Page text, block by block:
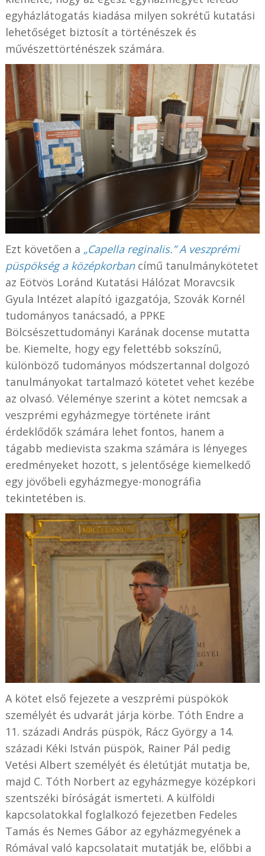
egyházlátogatás kiadása milyen sokrétű kutatási
lehetőséget biztosít a történészek és
művészettörténészek számára.
Ezt követően a „Capella reginalis.” A veszprémi
püspökség a középkorbancímű tanulmánykötetet
az Eötvös Loránd Kutatási Hálózat Moravcsik
Gyula Intézet alapító igazgatója, Szovák Kornél
tudományos tanácsadó, a PPKE
Bölcsészettudományi Karának docense mutatta
be. Kiemelte, hogy egy felettébb sokszínű,
különböző tudományos módszertannal dolgozó
tanulmányokat tartalmazó kötetet vehet kezébe
az olvasó. Véleménye szerint a kötet nemcsak a
veszprémi egyházmegye története iránt
érdeklődők számára lehet fontos, hanem a
tágabb medievista szakma számára is lényeges
eredményeket hozott, s jelentősége kiemelkedő
egy jövőbeli egyházmegye-monográfia
tekintetében is.
A kötet első fejezete a veszprémi püspökök
személyét és udvarát járja körbe. Tóth Endre a
11. századi András püspök, Rácz György a 14.
századi Kéki István püspök, Rainer Pál pedig
Vetési Albert személyét és életútját mutatja be,
majd C. Tóth Norbert az egyházmegye középkori
szentszéki bíróságát ismerteti. A külföldi
kapcsolatokkal foglalkozó fejezetben Fedeles
Tamás és Nemes Gábor az egyházmegyének a
Rómával való kapcsolatait mutatják be, előbbi a